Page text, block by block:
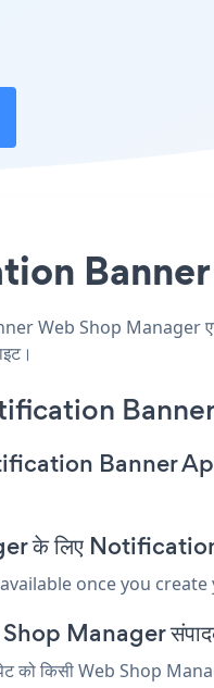
Banner
Web Shop Manager
Banner
के लिए Notification
once you create
Manager
किसी Web Shop